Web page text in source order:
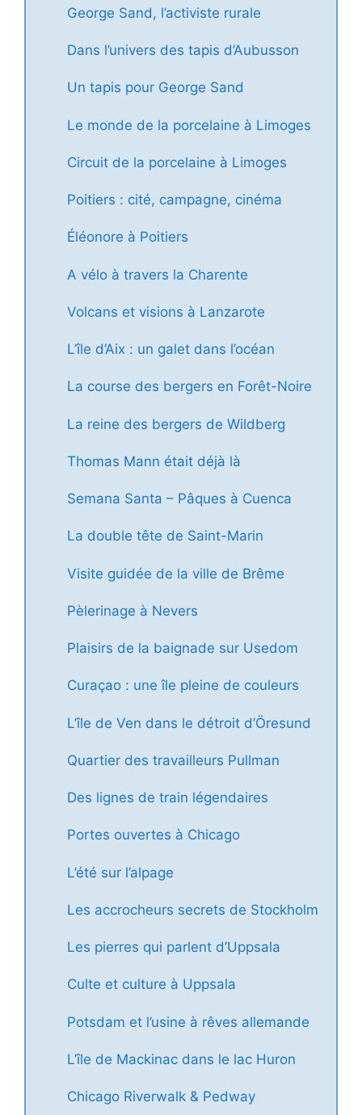
George Sand, l’activiste rurale
Dans l’univers des tapis d’Aubusson
Un tapis pour George Sand
Le monde de la porcelaine à Limoges
Circuit de la porcelaine à Limoges
Poitiers : cité, campagne, cinéma
Éléonore à Poitiers
A vélo à travers la Charente
Volcans et visions à Lanzarote
L’île d’Aix : un galet dans l’océan
La course des bergers en Forêt-Noire
La reine des bergers de Wildberg
Thomas Mann était déjà là
Semana Santa – Pâques à Cuenca
La double tête de Saint-Marin
Visite guidée de la ville de Brême
Pèlerinage à Nevers
Plaisirs de la baignade sur Usedom
Curaçao : une île pleine de couleurs
L’île de Ven dans le détroit d’Öresund
Quartier des travailleurs Pullman
Des lignes de train légendaires
Portes ouvertes à Chicago
L’été sur l’alpage
Les accrocheurs secrets de Stockholm
Les pierres qui parlent d’Uppsala
Culte et culture à Uppsala
Potsdam et l’usine à rêves allemande
L’île de Mackinac dans le lac Huron
Chicago Riverwalk & Pedway